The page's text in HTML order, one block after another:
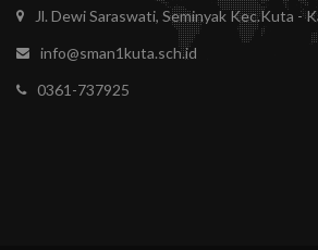
Jl. Dewi Saraswati, Seminyak Kec.Kuta -
info@sman1kuta.sch.id
0361-737925